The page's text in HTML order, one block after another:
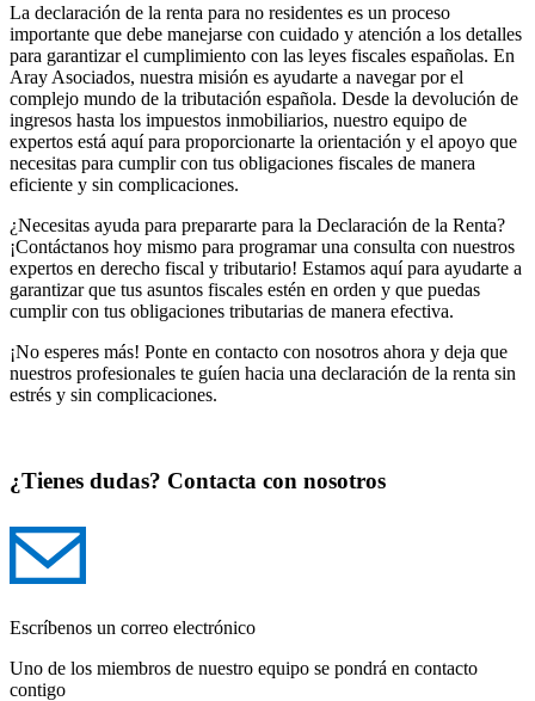
La declaración de la renta para no residentes es un proceso
importante que debe manejarse con cuidado y atención a los detalles
para garantizar el cumplimiento con las leyes fiscales españolas. En
Aray Asociados, nuestra misión es ayudarte a navegar por el
complejo mundo de la tributación española. Desde la devolución de
ingresos hasta los impuestos inmobiliarios, nuestro equipo de
expertos está aquí para proporcionarte la orientación y el apoyo que
necesitas para cumplir con tus obligaciones fiscales de manera
eficiente y sin complicaciones.
¿Necesitas ayuda para prepararte para la Declaración de la Renta?
¡Contáctanos hoy mismo para programar una consulta con nuestros
expertos en derecho fiscal y tributario! Estamos aquí para ayudarte a
garantizar que tus asuntos fiscales estén en orden y que puedas
cumplir con tus obligaciones tributarias de manera efectiva.
¡No esperes más! Ponte en contacto con nosotros ahora y deja que
nuestros profesionales te guíen hacia una declaración de la renta sin
estrés y sin complicaciones.
¿Tienes dudas? Contacta con nosotros
Escríbenos un correo electrónico
Uno de los miembros de nuestro equipo se pondrá en contacto
contigo